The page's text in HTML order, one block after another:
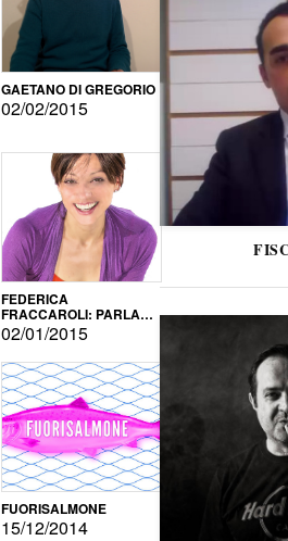
GAETANO DI GREGORIO
02/02/2015
FEDERICA
FRACCAROLI: PARLARE
LINGUE DIVERSE
02/01/2015
FUORISALMONE
15/12/2014